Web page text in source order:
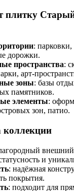
плитку
:
дорожки.
пространства:
зоны: базы
памятников.
элементы:
зон, патио.
коллекции
и
: надёжная
покрытия.
: подходит для